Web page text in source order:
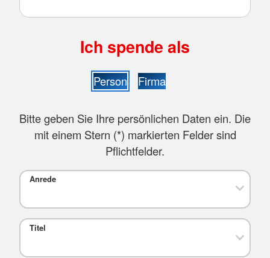
Ich spende als
Person Firma
Bitte geben Sie Ihre persönlichen Daten ein. Die
mit einem Stern (*) markierten Felder sind
Pflichtfelder.
Anrede
Titel